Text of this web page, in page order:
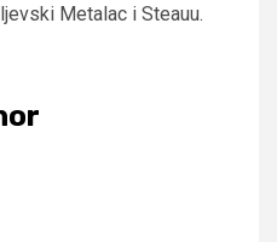
Metalac i Steauu.